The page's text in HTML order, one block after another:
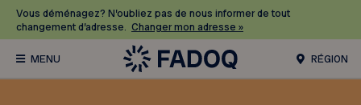
Vous déménagez? N’oubliez pas de nous informer de tout
changement d’adresse. Changer mon adresse »
RÉGION